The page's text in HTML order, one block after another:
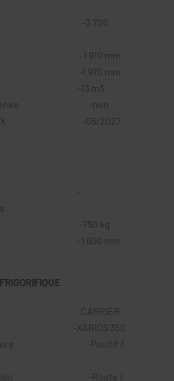
-3 700
-1 910 mm
-1 970 mm
-13 m3
Latérale -non
FRCX -05/2027
-
-750 kg
-1 600 mm
-CARRIER
-XARIOS 350
-Positif /
-Route /